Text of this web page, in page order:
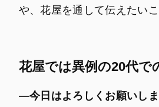
や、花屋を通して伝えたい
花屋では異例の20代で
―今日はよろしくお願いし